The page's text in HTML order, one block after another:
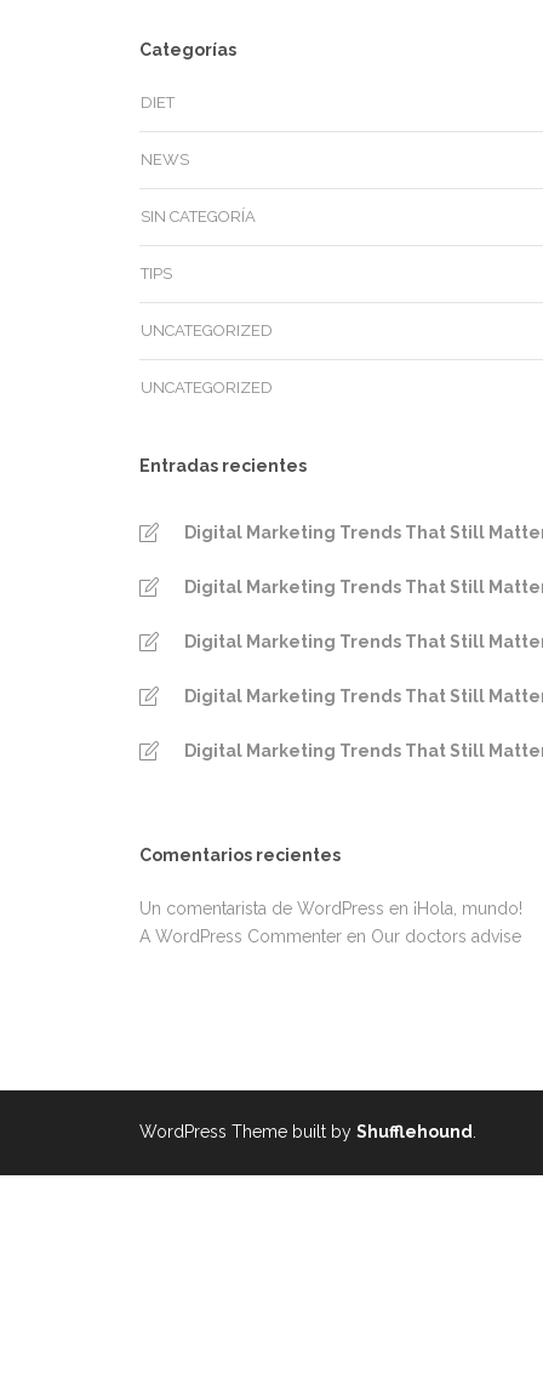
Categorías
DIET
NEWS
SIN CATEGORÍA
TIPS
UNCATEGORIZED
UNCATEGORIZED
Entradas recientes
Digital Marketing Trends That Still
Digital Marketing Trends That Still
Digital Marketing Trends That Still
Digital Marketing Trends That Still
Digital Marketing Trends That Still
Comentarios recientes
Un comentarista de WordPress en ¡Hola, mundo!
A WordPress Commenter en Our doctors advise
WordPress Theme built by Shufflehound